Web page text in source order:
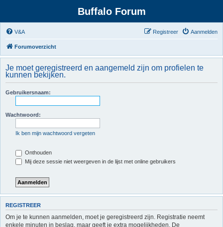
Buffalo Forum
V&A Aanmelden
Registreer
Forumoverzicht
Je moet geregistreerd en aangemeld zijn om profielen te
kunnen bekijken.
Gebruikersnaam:
Wachtwoord:
Ik ben mijn wachtwoord vergeten
Onthouden
Mij deze sessie niet weergeven in de lijst met online gebruikers
REGISTREER
Om je te kunnen aanmelden, moet je geregistreerd zijn. Registratie neemt
enkele minuten in beslag, maar geeft je extra mogelijkheden. De